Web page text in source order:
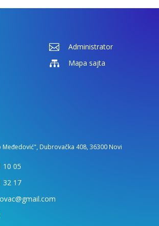
 Administrator
 Mapa sajta
Međedović", Dubrovačka 408, 36300 Novi
10 05
32 17